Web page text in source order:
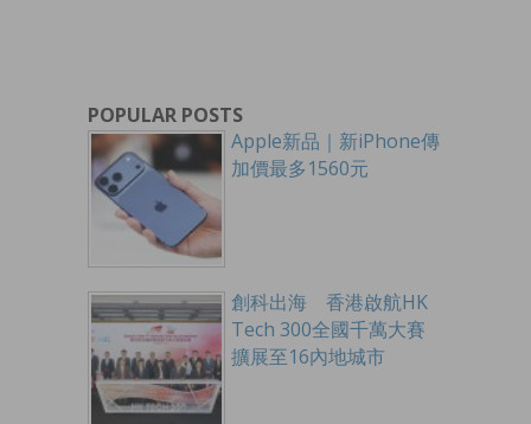
POPULAR POSTS
Apple新品｜新iPhone傳
加價最多1560元
創科出海 香港啟航HK
Tech 300全國千萬大賽
擴展至16內地城市